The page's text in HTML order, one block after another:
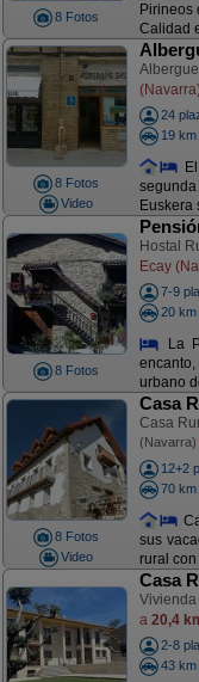
8 Fotos
Pirineos
Calidad
8 Fotos
Video
(Navarra)
24
19
Euskera
8 Fotos
Hostal
Ecay
7-9
20 km
La
urbano
8 Fotos
Video
Casa
Casa
(Navarra)
12+2
70 km
sus
rural
Casa
Vivienda
a 20,4
2-8
43 km